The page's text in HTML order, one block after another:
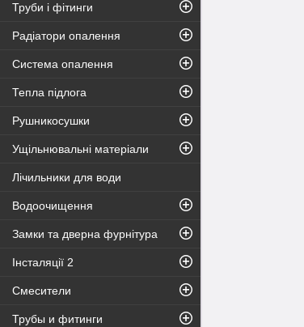
Труби і фітинги
Радіатори опалення
Система опалення
Тепла підлога
Рушникосушки
Ущільнювальні матеріали
Лічильники для води
Водоочищення
Замки та дверна фурнітура
Інсталяції 2
Смесители
Трубы и фитинги